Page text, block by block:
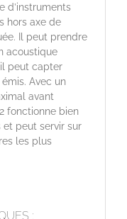
d’instruments
hors axe de
Il peut prendre
acoustique
peut capter
Avec un
avant
fonctionne bien
peut servir sur
les plus
: